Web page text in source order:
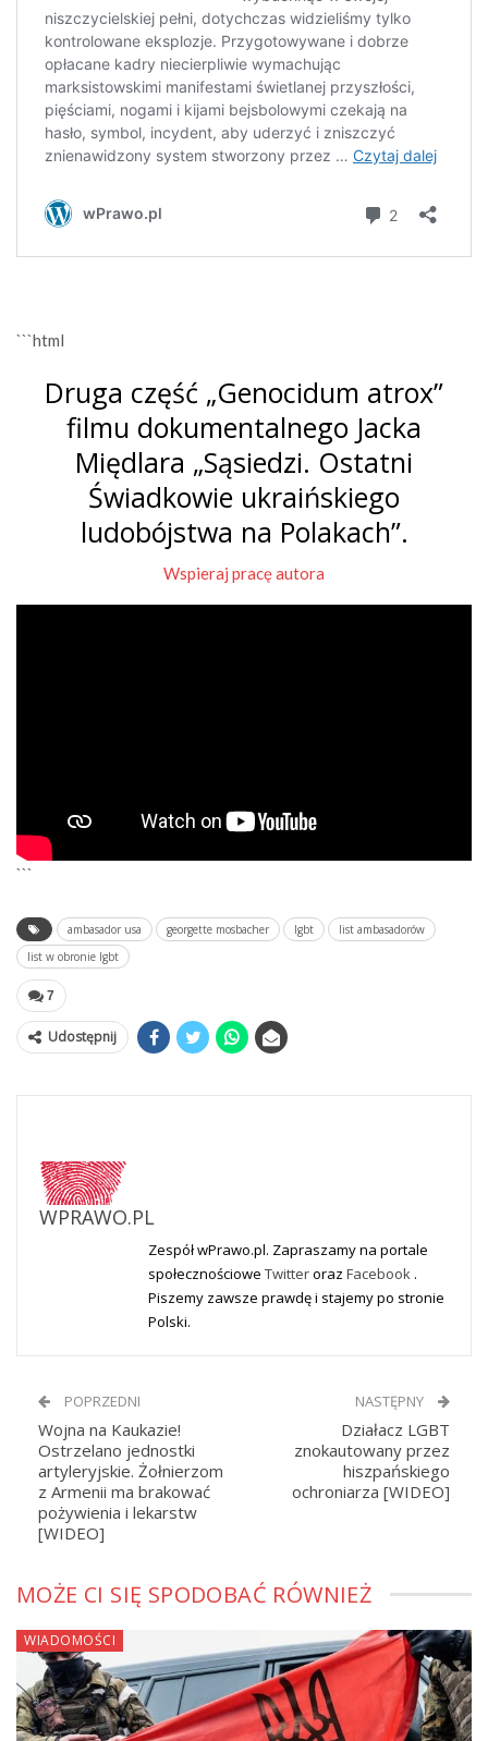
```html
Druga część „Genocidum atrox”
filmu dokumentalnego Jacka
Międlara „Sąsiedzi. Ostatni
Świadkowie ukraińskiego
ludobójstwa na Polakach”.
Wspieraj pracę autora
```
ambasador usa georgette mosbacher lgbt
list ambasadorów
list w obronie lgbt
7
Udostępnij
WPRAWO.PL
Zespół wPrawo.pl. Zapraszamy na portale
społecznościowe Twitteroraz Facebook .
Piszemy zawsze prawdę i stajemy po stronie
Polski.
POPRZEDNI
Wojna na Kaukazie!
Ostrzelano jednostki
artyleryjskie. Żołnierzom
z Armenii ma brakować
pożywienia i lekarstw
[WIDEO]
NASTĘPNY
Działacz LGBT
znokautowany przez
hiszpańskiego
ochroniarza [WIDEO]
MOŻE CI SIĘ SPODOBAĆ RÓWNIEŻ
WIADOMOŚCI